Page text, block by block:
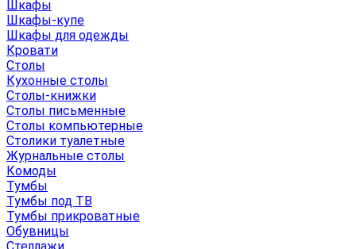
Шкафы
Шкафы-купе
Шкафы для одежды
Кровати
Столы
Кухонные столы
Столы-книжки
Столы письменные
Столы компьютерные
Столики туалетные
Журнальные столы
Комоды
Тумбы
Тумбы под ТВ
Тумбы прикроватные
Обувницы